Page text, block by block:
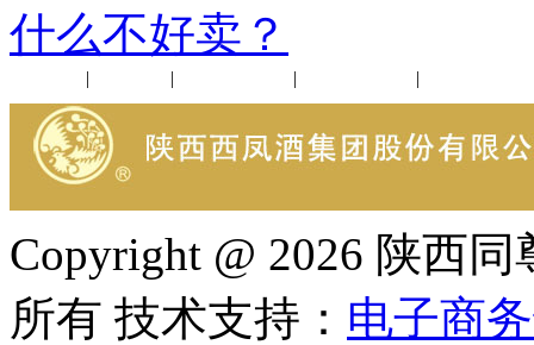
什么不好卖？
| | | |
Copyright @ 2026 陕西
所有 技术支持： 电子商